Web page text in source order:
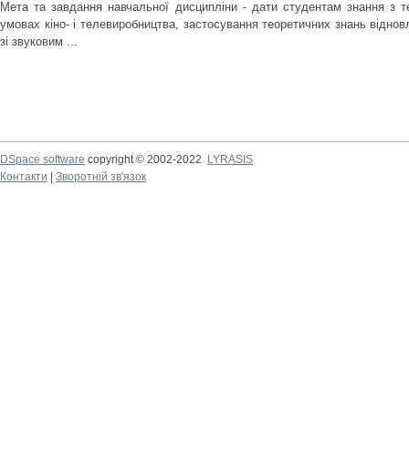
Мета та завдання навчальної дисципліни - дати студентам знання з
умовах кіно- і телевиробництва, застосування теоретичних знань
зі звуковим ...
DSpace software copyright © 2002-2022
LYRASIS
Контакти
Зворотній зв'язок